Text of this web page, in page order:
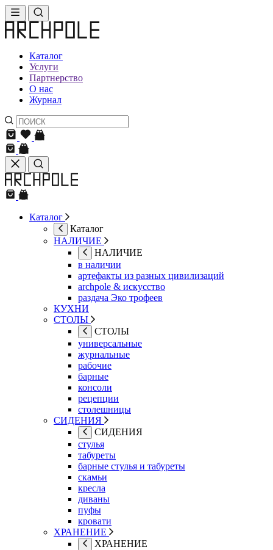
Каталог
Услуги
Партнерство
О нас
Журнал
Каталог
Каталог
НАЛИЧИЕ
НАЛИЧИЕ
в наличии
артефакты из разных цивилизаций
archpole & искусство
раздача Эко трофеев
КУХНИ
СТОЛЫ
СТОЛЫ
универсальные
журнальные
рабочие
барные
консоли
рецепции
столешницы
СИДЕНИЯ
СИДЕНИЯ
стулья
табуреты
барные стулья и табуреты
скамьи
кресла
диваны
пуфы
кровати
ХРАНЕНИЕ
ХРАНЕНИЕ